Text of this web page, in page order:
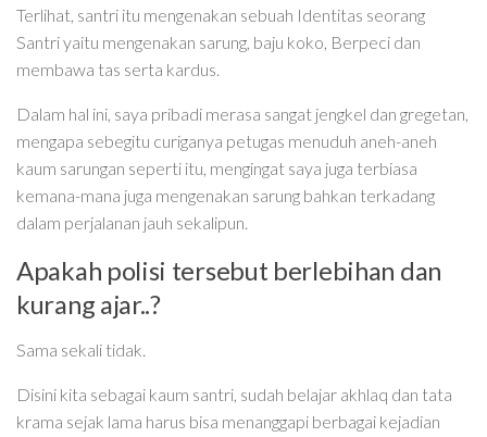
Terlihat, santri itu mengenakan sebuah Identitas seorang
Santri yaitu mengenakan sarung, baju koko, Berpeci dan
membawa tas serta kardus.
Dalam hal ini, saya pribadi merasa sangat jengkel dan gregetan,
mengapa sebegitu curiganya petugas menuduh aneh-aneh
kaum sarungan seperti itu, mengingat saya juga terbiasa
kemana-mana juga mengenakan sarung bahkan terkadang
dalam perjalanan jauh sekalipun.
Apakah polisi tersebut berlebihan dan
kurang ajar..?
Sama sekali tidak.
Disini kita sebagai kaum santri, sudah belajar akhlaq dan tata
krama sejak lama harus bisa menanggapi berbagai kejadian